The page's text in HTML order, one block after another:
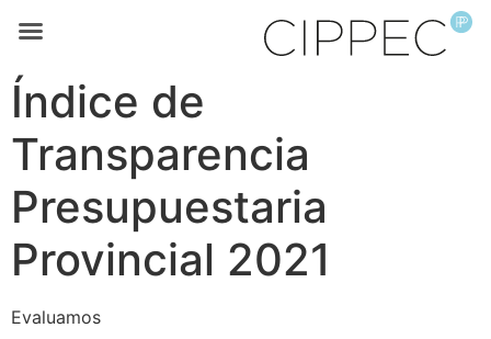
Índice de
Transparencia
Presupuestaria
Provincial 2021
Evaluamos